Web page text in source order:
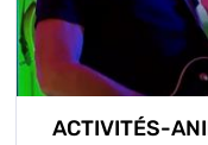
ACTIVITÉS-